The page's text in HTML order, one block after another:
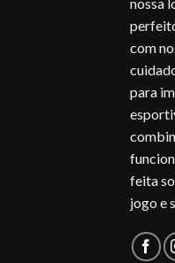
nossa
com
para
feita
jogo e